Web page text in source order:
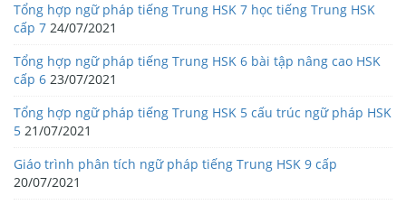
Tổng hợp ngữ pháp tiếng Trung HSK 7 học tiếng Trung HSK
cấp 7 24/07/2021
Tổng hợp ngữ pháp tiếng Trung HSK 6 bài tập nâng cao HSK
cấp 6 23/07/2021
Tổng hợp ngữ pháp tiếng Trung HSK 5 cấu trúc ngữ pháp HSK
5 21/07/2021
Giáo trình phân tích ngữ pháp tiếng Trung HSK 9 cấp
20/07/2021